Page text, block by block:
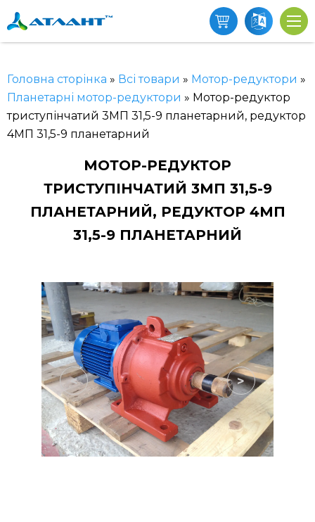
Головна сторінка » Всі товари » Мотор-редуктори »
Планетарні мотор-редуктори » Мотор-редуктор
триступінчатий 3МП 31,5-9 планетарний, редуктор
4МП 31,5-9 планетарний
МОТОР-РЕДУКТОР
ТРИСТУПІНЧАТИЙ 3МП 31,5-9
ПЛАНЕТАРНИЙ, РЕДУКТОР 4МП
31,5-9 ПЛАНЕТАРНИЙ
< >